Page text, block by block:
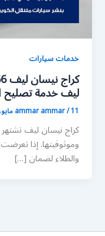
خدمات سيارات
ليف خدمة تصليح
ammar ammar/11 مايو، 2020
كراج نيسان ليف
وموثوقيتها. إذا
والطلاء لضمان […]